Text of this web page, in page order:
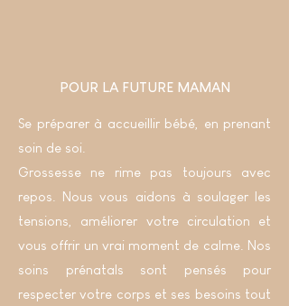
POUR LA FUTURE MAMAN
Se préparer à accueillir bébé, en prenant
soin de soi.
Grossesse ne rime pas toujours avec
repos. Nous vous aidons à soulager les
tensions, améliorer votre circulation et
vous offrir un vrai moment de calme. Nos
soins prénatals sont pensés pour
respecter votre corps et ses besoins tout